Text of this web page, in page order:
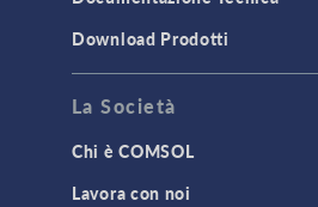
Download Prodotti
La Società
Chi è COMSOL
Lavora con noi